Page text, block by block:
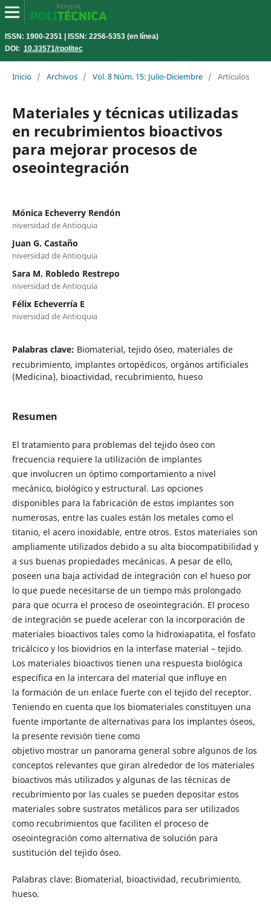
ISSN: 1900-2351 | ISSN: 2256-5353 (en línea)
DOI: 10.33571/rpolitec
Inicio / Archivos / Vol. 8 Núm. 15: Julio-Diciembre / Artículos
Materiales y técnicas utilizadas
en recubrimientos bioactivos
para mejorar procesos de
oseointegración
Mónica Echeverry Rendón
niversidad de Antioquia
Juan G. Castaño
niversidad de Antioquia
Sara M. Robledo Restrepo
niversidad de Antioquia
Félix Echeverría E
niversidad de Antioquia
Palabras clave: Biomaterial, tejido óseo, materiales de
recubrimiento, implantes ortopédicos, orgános artificiales
(Medicina), bioactividad, recubrimiento, hueso
Resumen
El tratamiento para problemas del tejido óseo con
frecuencia requiere la utilización de implantes
que involucren un óptimo comportamiento a nivel
mecánico, biológico y estructural. Las opciones
disponibles para la fabricación de estos implantes son
numerosas, entre las cuales están los metales como el
titanio, el acero inoxidable, entre otros. Estos materiales son
ampliamente utilizados debido a su alta biocompatibilidad y
a sus buenas propiedades mecánicas. A pesar de ello,
poseen una baja actividad de integración con el hueso por
lo que puede necesitarse de un tiempo más prolongado
para que ocurra el proceso de oseointegración. El proceso
de integración se puede acelerar con la incorporación de
materiales bioactivos tales como la hidroxiapatita, el fosfato
tricálcico y los biovidrios en la interfase material – tejido.
Los materiales bioactivos tienen una respuesta biológica
específica en la intercara del material que influye en
la formación de un enlace fuerte con el tejido del receptor.
Teniendo en cuenta que los biomateriales constituyen una
fuente importante de alternativas para los implantes óseos,
la presente revisión tiene como
objetivo mostrar un panorama general sobre algunos de los
conceptos relevantes que giran alrededor de los materiales
bioactivos más utilizados y algunas de las técnicas de
recubrimiento por las cuales se pueden depositar estos
materiales sobre sustratos metálicos para ser utilizados
como recubrimientos que faciliten el proceso de
oseointegración como alternativa de solución para
sustitución del tejido óseo.
Palabras clave: Biomaterial, bioactividad, recubrimiento,
hueso.